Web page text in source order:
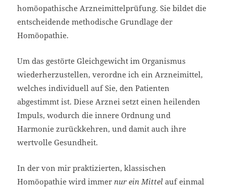
homöopathische Arzneimittelprüfung. Sie bildet die
entscheidende methodische Grundlage der
Homöopathie.
Um das gestörte Gleichgewicht im Organismus
wiederherzustellen, verordne ich ein Arzneimittel,
welches individuell auf Sie, den Patienten
abgestimmt ist. Diese Arznei setzt einen heilenden
Impuls, wodurch die innere Ordnung und
Harmonie zurückkehren, und damit auch ihre
wertvolle Gesundheit.
In der von mir praktizierten, klassischen
Homöopathie wird immer nur ein Mittel auf einmal